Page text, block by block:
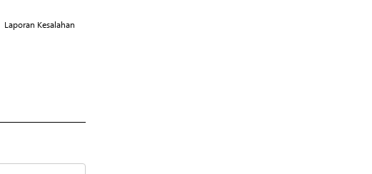
Laporan Kesalahan